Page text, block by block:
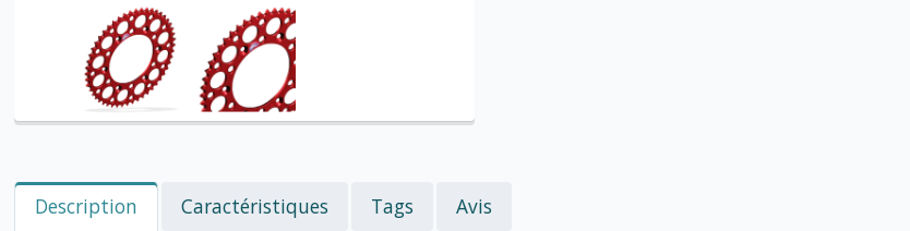
Description Caractéristiques Tags Avis